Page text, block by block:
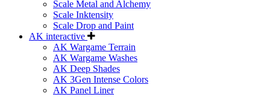
Scale Metal and Alchemy
Scale Inktensity
Scale Drop and Paint
AK interactive
AK Wargame Terrain
AK Wargame Washes
AK Deep Shades
AK 3Gen Intense Colors
AK Panel Liner